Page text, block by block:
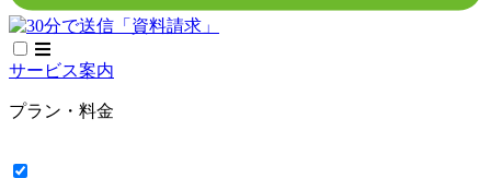
サービス案内
プラン・料金